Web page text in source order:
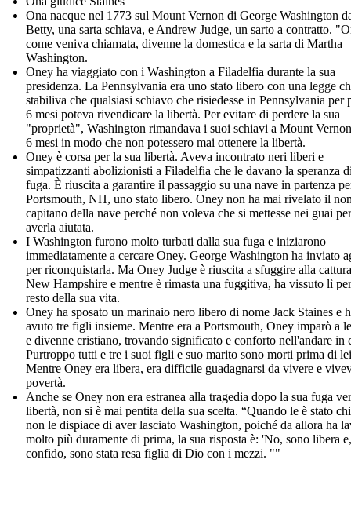
Ona nacque nel 1773 sul Mount Vernon di George Washington
Betty, una sarta schiava, e Andrew Judge, un sarto a contratto.
come veniva chiamata, divenne la domestica e la sarta di Martha
Washington.
Oney ha viaggiato con i Washington a Filadelfia durante la sua
presidenza. La Pennsylvania era uno stato libero con una legge
stabiliva che qualsiasi schiavo che risiedesse in Pennsylvania per
6 mesi poteva rivendicare la libertà. Per evitare di perdere la sua
"proprietà", Washington rimandava i suoi schiavi a Mount
6 mesi in modo che non potessero mai ottenere la libertà.
Oney è corsa per la sua libertà. Aveva incontrato neri liberi e
simpatizzanti abolizionisti a Filadelfia che le davano la speranza
fuga. È riuscita a garantire il passaggio su una nave in partenza
Portsmouth, NH, uno stato libero. Oney non ha mai rivelato il
capitano della nave perché non voleva che si mettesse nei guai per
averla aiutata.
I Washington furono molto turbati dalla sua fuga e iniziarono
immediatamente a cercare Oney. George Washington ha inviato
per riconquistarla. Ma Oney Judge è riuscita a sfuggire alla
New Hampshire e mentre è rimasta una fuggitiva, ha vissuto lì
resto della sua vita.
Oney ha sposato un marinaio nero libero di nome Jack Staines e
avuto tre figli insieme. Mentre era a Portsmouth, Oney imparò a
e divenne cristiano, trovando significato e conforto nell'andare in
Purtroppo tutti e tre i suoi figli e suo marito sono morti prima di
Mentre Oney era libera, era difficile guadagnarsi da vivere e
povertà.
Anche se Oney non era estranea alla tragedia dopo la sua fuga
libertà, non si è mai pentita della sua scelta. “Quando le è stato
non le dispiace di aver lasciato Washington, poiché da allora ha
molto più duramente di prima, la sua risposta è: 'No, sono libera e,
confido, sono stata resa figlia di Dio con i mezzi. ""